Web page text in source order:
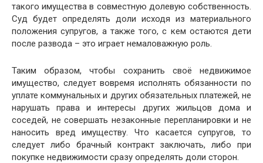
такого имущества в совместную долевую собственность.
Суд будет определять доли исходя из материального
положения супругов, а также того, с кем остаются дети
после развода – это играет немаловажную роль.
Таким образом, чтобы сохранить своё недвижимое
имущество, следует вовремя исполнять обязанности по
уплате коммунальных и других обязательных платежей, не
нарушать права и интересы других жильцов дома и
соседей, не совершать незаконные перепланировки и не
наносить вред имуществу. Что касается супругов, то
следует либо брачный контракт заключать, либо при
покупке недвижимости сразу определять доли сторон.